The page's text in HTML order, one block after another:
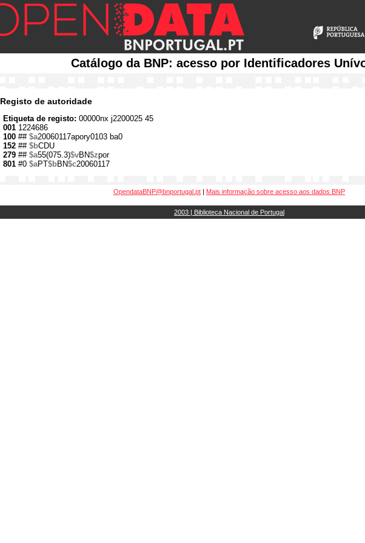
Catálogo da BNP: acesso por Identificadores
Registo de autoridade
Etiqueta de registo: 00000nx j2200025 45
001 1224686
100 ## $a20060117apory0103 ba0
152 ## $bCDU
279 ## $a55(075.3)$vBN$zpor
801 #0 $aPT$bBN$c20060117
OpendataBNP@bnportugal.pt | Mais informação sobre acesso aos dados BNP
2003 | Biblioteca Nacional de Portugal